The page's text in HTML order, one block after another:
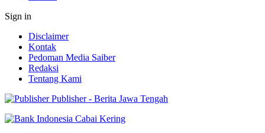
Sign in
Disclaimer
Kontak
Pedoman Media Saiber
Redaksi
Tentang Kami
Publisher - Berita Jawa Tengah